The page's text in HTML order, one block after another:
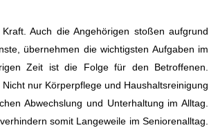
Auch die Angehörigen stoßen aufgrund
übernehmen die wichtigsten Aufgaben im
Zeit ist die Folge für den Betroffenen.
Nicht nur Körperpflege und Haushaltsreinigung
Abwechslung und Unterhaltung im Alltag.
somit Langeweile im Seniorenalltag.